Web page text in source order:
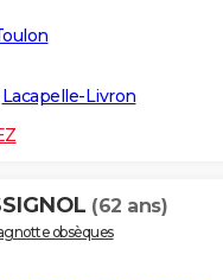
Lacapelle-Livron
(62 ans)
obsèques